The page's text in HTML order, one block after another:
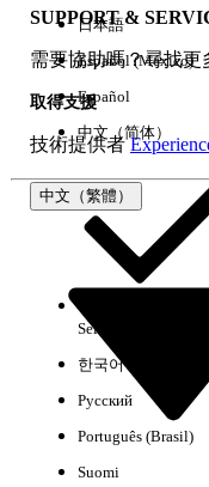
以下是搜尋小祕訣
SUPPORT &
需要協助嗎？尋找更
取得支援
技術提供者
中文（繁體）
日本語
Español (México)
Español
中文（简体）
Select Org
한국어
Русский
Português (Brasil)
Suomi